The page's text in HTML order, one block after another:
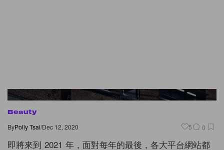
Photo by Spencer Platt/Getty Images
Beauty
ByPolly Tsai/Dec 12, 2020 5 0
即將來到 2021 年，面對每年的最後，各大平台網站都